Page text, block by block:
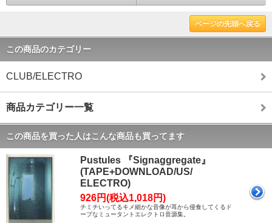
ページの先頭へ戻る
この商品のカテゴリー
CLUB/ELECTRO
商品カテゴリー一覧
この商品を買った人はこんな商品も買ってます
Pustules 『Signaggregate』
(TAPE+DOWNLOAD/US/
ELECTRO)
926円(税込1,018円)
チミチいってるキメ細かな音像が耳から侵食してくるド
ープなミュータントエレクトロ音源集。